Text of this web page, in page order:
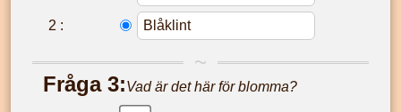
2 :
Fråga 3:Vad är det här för blomma?